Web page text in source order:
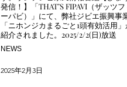
発信！】「THAT’S FIPAVI（ザッツフ
ーパビ）」にて、弊社ジビエ振興事業
「ニホンジカまるごと1頭有効活用」
紹介されました。2025/2/2(日)放送
NEWS
2025年2月3日